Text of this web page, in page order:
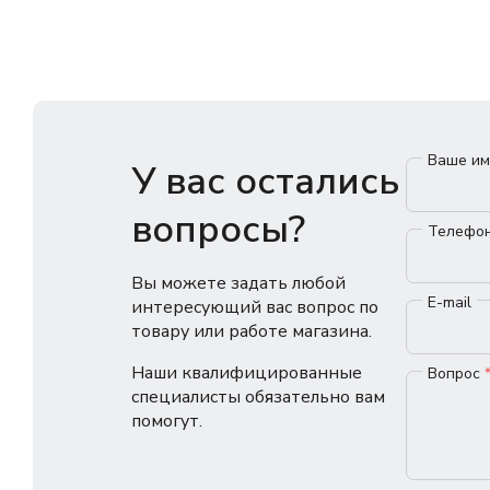
У вас остались
вопросы?
Вы можете задать любой
интересующий вас вопрос по
товару или работе магазина.
Наши квалифицированные
специалисты обязательно вам
помогут.
Ваше
E-mail
Вопрос *